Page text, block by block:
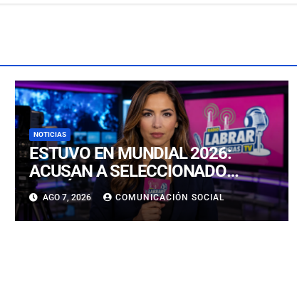
NOTICIAS
ESTUVO EN MUNDIAL 2026:
ACUSAN A SELECCIONADO
INGLÉS IVAN TONEY DE
AGRESIÓN EN LONDRES
AGO 7, 2026 COMUNICACIÓN SOCIAL